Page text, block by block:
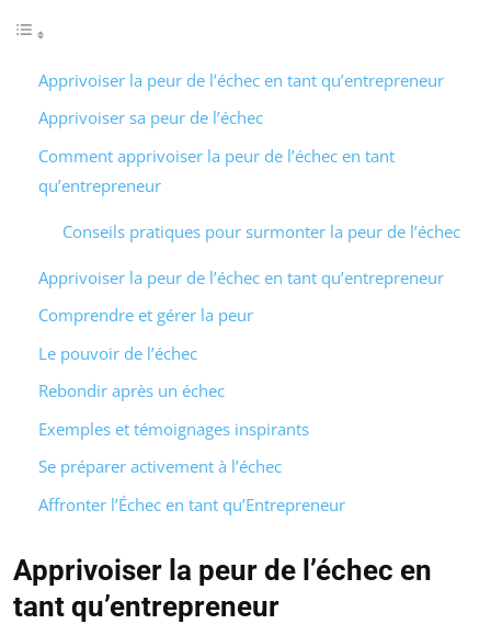
Apprivoiser la peur de l’échec en tant qu’entrepreneur
Apprivoiser sa peur de l’échec
Comment apprivoiser la peur de l’échec en tant
qu’entrepreneur
Conseils pratiques pour surmonter la peur de l’échec
Apprivoiser la peur de l’échec en tant qu’entrepreneur
Comprendre et gérer la peur
Le pouvoir de l’échec
Rebondir après un échec
Exemples et témoignages inspirants
Se préparer activement à l’échec
Affronter l’Échec en tant qu’Entrepreneur
Apprivoiser la peur de l’échec en
tant qu’entrepreneur